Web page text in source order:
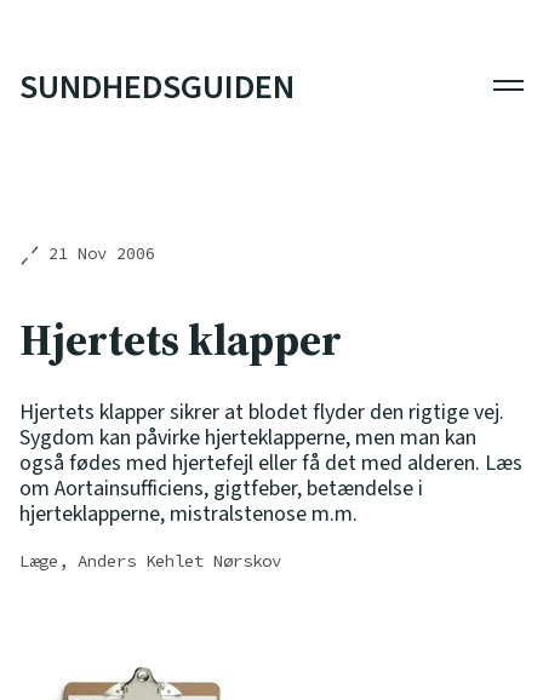
SUNDHEDSGUIDEN
21 Nov 2006
Hjertets klapper
Hjertets klapper sikrer at blodet flyder den rigtige vej.
Sygdom kan påvirke hjerteklapperne, men man kan
også fødes med hjertefejl eller få det med alderen. Læs
om Aortainsufficiens, gigtfeber, betændelse i
hjerteklapperne, mistralstenose m.m.
Læge, Anders Kehlet Nørskov